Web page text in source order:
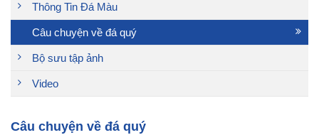
Thông Tin Đá Màu
Câu chuyện về đá quý
Bộ sưu tập ảnh
Video
Câu chuyện về đá quý